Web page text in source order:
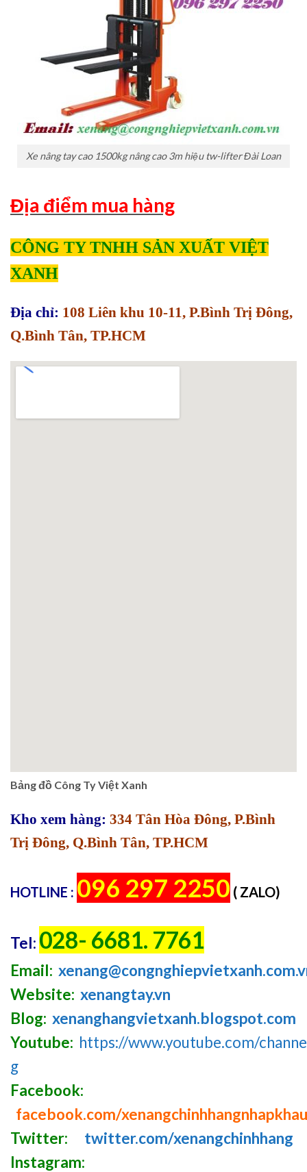
Xe nâng tay cao 1500kg nâng cao 3m hiệu tw-lifter Đài Loan
Địa điểm mua hàng
CÔNG TY TNHH SẢN XUẤT VIỆT
XANH
Địa chỉ: 108 Liên khu 10-11, P.Bình Trị Đông,
Q.Bình Tân, TP.HCM
Bảng đồ Công Ty Việt Xanh
Kho xem hàng: 334 Tân Hòa Đông, P.Bình
Trị Đông, Q.Bình Tân, TP.HCM
HOTLINE : 096 297 2250 ( ZALO)
Tel: 028- 6681. 7761
Email:
Website: xenangtay.vn
Blog: xenanghangvietxanh.blogspot.com
Youtube: https://www.youtube.com/
g
Facebook:
facebook.com/xenangchinhhangnhapkhau
Twitter:
twitter.com/xenangchinhhang
Instagram: